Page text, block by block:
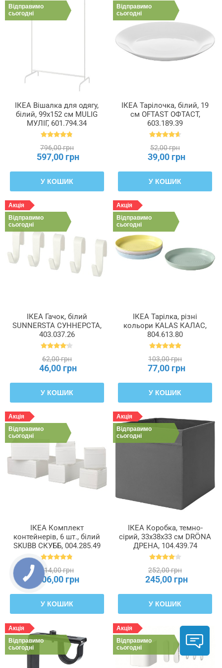
Відправимо
сьогодні
ІКЕА Вішалка для одягу,
білий, 99x152 см MULIG
МУЛІГ, 601.794.34
796,00 грн
597,00 грн
У КОШИК
Відправимо
сьогодні
ІКЕА Тарілочка, білий, 19
см OFTAST ОФТАСТ,
603.189.39
52,00 грн
39,00 грн
У КОШИК
Акція
Відправимо
сьогодні
ІКЕА Гачок, білий
SUNNERSTA СУННЕРСТА,
403.037.26
62,00 грн
46,00 грн
У КОШИК
Акція
Відправимо
сьогодні
ІКЕА Тарілка, різні
кольори KALAS КАЛАС,
804.613.80
103,00 грн
77,00 грн
У КОШИК
Акція
Відправимо
сьогодні
ІКЕА Комплект
контейнерів, 6 шт., білий
SKUBB СКУББ, 004.285.49
314,00 грн
306,00 грн
У КОШИК
Акція
Відправимо
сьогодні
ІКЕА Коробка, темно-
сірий, 33x38x33 см DRÖNA
ДРЕНА, 104.439.74
252,00 грн
245,00 грн
У КОШИК
Акція
Відправимо
сьогодні
Акція
Відправимо
сьогодні